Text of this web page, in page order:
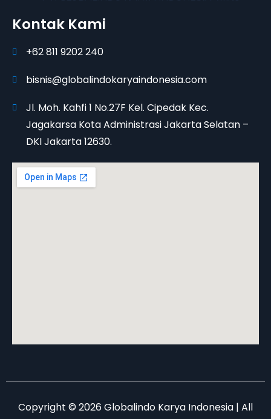
Kontak Kami
+62 811 9202 240
bisnis@globalindokaryaindonesia.com
Jl. Moh. Kahfi 1 No.27F Kel. Cipedak Kec.
Jagakarsa Kota Administrasi Jakarta Selatan –
DKI Jakarta 12630.
Copyright © 2026 Globalindo Karya Indonesia | All